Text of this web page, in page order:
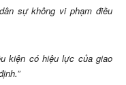
sự không vi phạm điều
kiện có hiệu lực của giao